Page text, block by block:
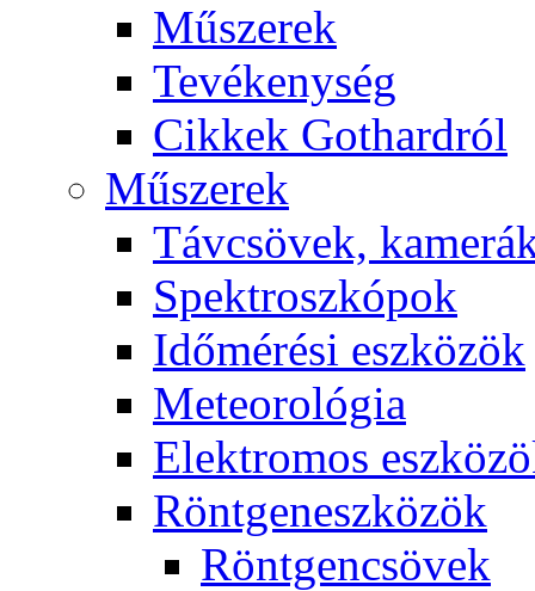
Mű­sze­rek
Te­vé­keny­ség
Cik­kek Got­hard­ról
Mű­sze­rek
Táv­csö­vek,
Spekt­rosz­kó­pok
Idő­mé­ré­si esz­kö­zök
Me­te­o­ro­ló­gia
Elekt­ro­mos
Rönt­gen­esz­kö­zök
Rönt­gen­csö­vek